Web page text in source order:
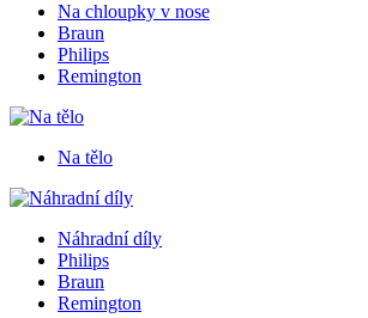
Na chloupky v nose
Braun
Philips
Remington
Na tělo
Náhradní díly
Philips
Braun
Remington